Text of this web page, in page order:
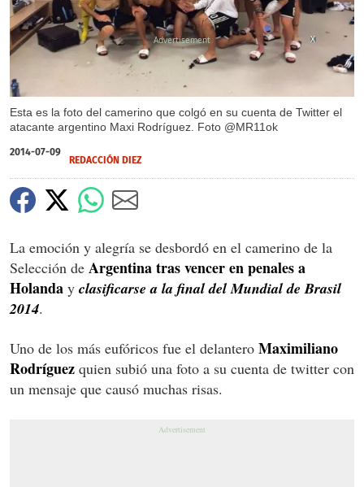
Esta es la foto del camerino que colgó en su cuenta de Twitter el
atacante argentino Maxi Rodríguez. Foto @MR11ok
X
2014-07-09
REDACCIÓN DIEZ
La emoción y alegría se desbordó en el camerino de la
Selección de Argentina tras vencer en penales a
Holanda y clasificarse a la final del Mundial de Brasil
2014.
Uno de los más eufóricos fue el delantero Maximiliano
Rodríguez quien subió una foto a su cuenta de twitter con
un mensaje que causó muchas risas.